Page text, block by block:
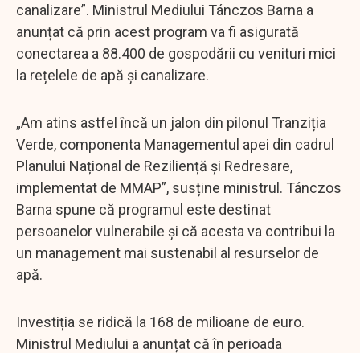
canalizare”. Ministrul Mediului Tánczos Barna a
anunțat că prin acest program va fi asigurată
conectarea a 88.400 de gospodării cu venituri mici
la rețelele de apă și canalizare.
„Am atins astfel încă un jalon din pilonul Tranziția
Verde, componenta Managementul apei din cadrul
Planului Național de Reziliență și Redresare,
implementat de MMAP”, susține ministrul. Tánczos
Barna spune că programul este destinat
persoanelor vulnerabile și că acesta va contribui la
un management mai sustenabil al resurselor de
apă.
Investiția se ridică la 168 de milioane de euro.
Ministrul Mediului a anunțat că în perioada